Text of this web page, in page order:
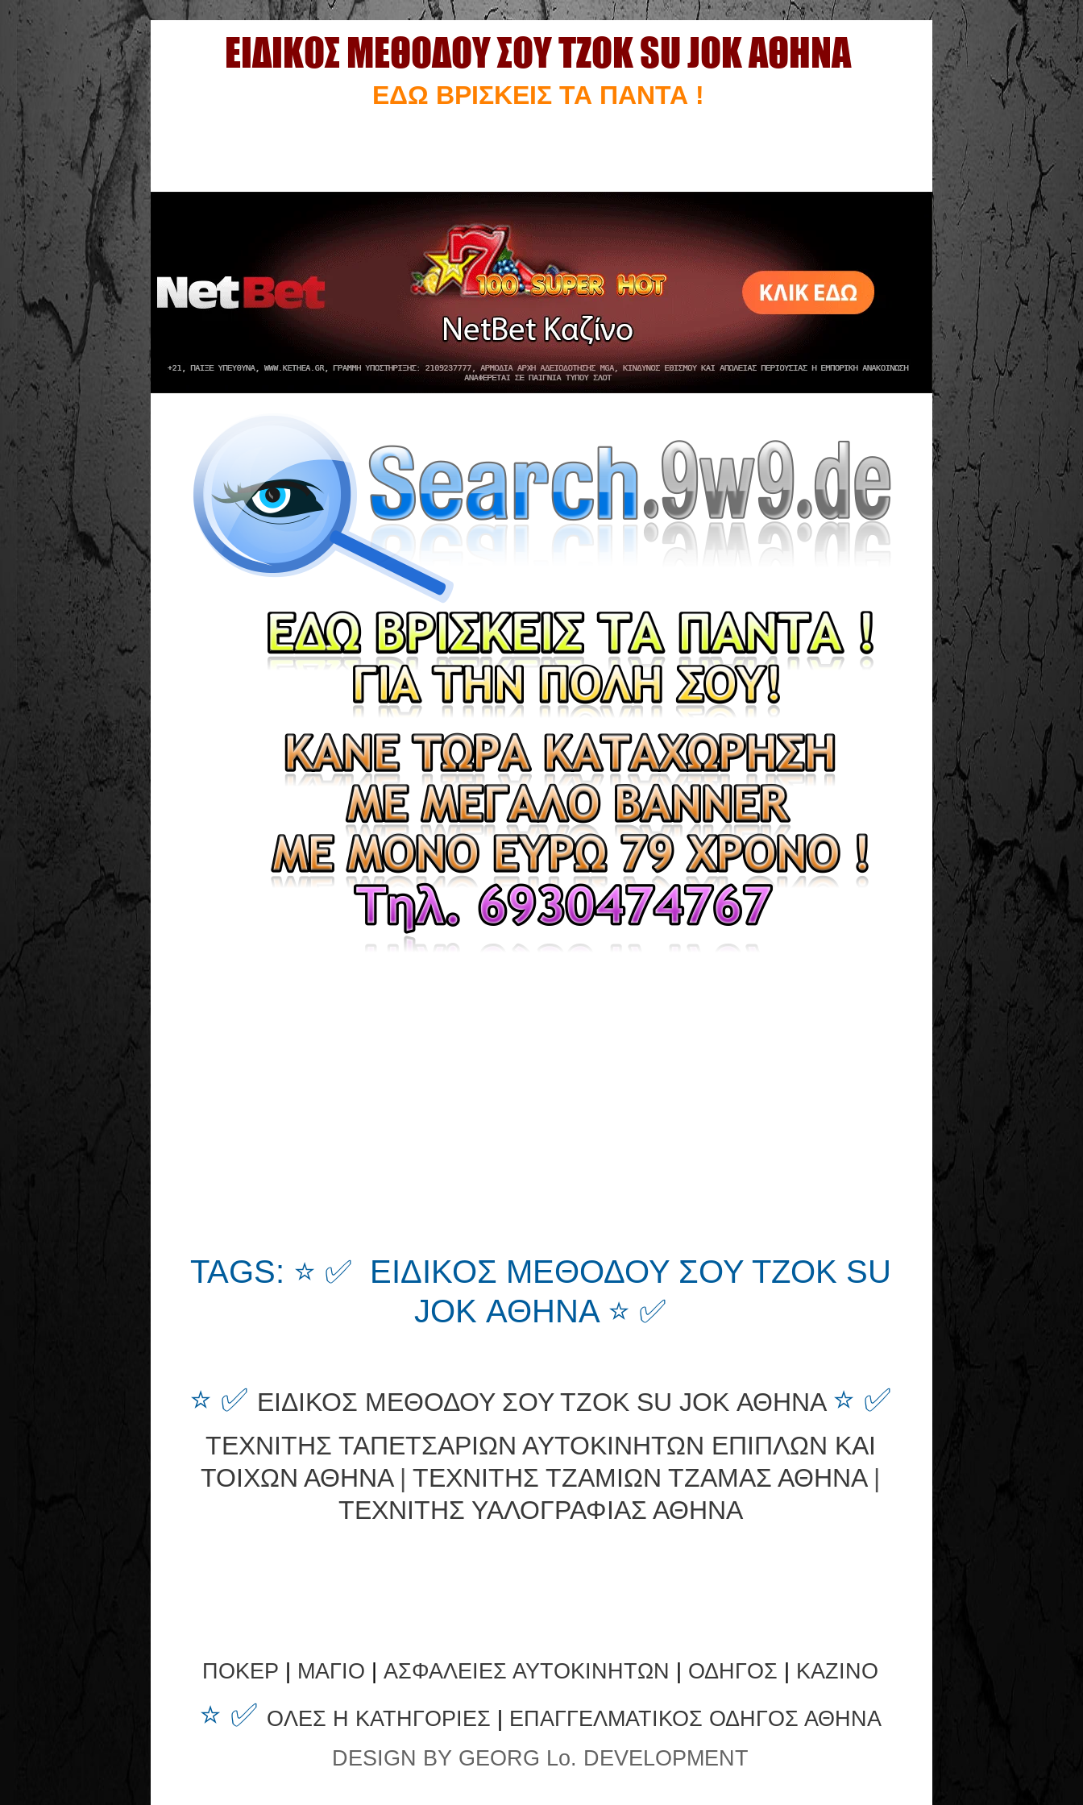
ΕΙΔΙΚΟΣ ΜΕΘΟΔΟΥ ΣΟΥ ΤΖΟΚ SU JOK ΑΘΗΝΑ
ΕΔΩ ΒΡΙΣΚΕΙΣ ΤΑ ΠΑΝΤΑ !
TAGS: ⭐ ✅ ΕΙΔΙΚΟΣ ΜΕΘΟΔΟΥ ΣΟΥ ΤΖΟΚ SU
JOK ΑΘΗΝΑ ⭐ ✅
⭐ ✅ ΕΙΔΙΚΟΣ ΜΕΘΟΔΟΥ ΣΟΥ ΤΖΟΚ SU JOK ΑΘΗΝΑ ⭐ ✅
ΤΕΧΝΙΤΗΣ ΤΑΠΕΤΣΑΡΙΩΝ ΑΥΤΟΚΙΝΗΤΩΝ ΕΠΙΠΛΩΝ ΚΑΙ
ΤΟΙΧΩΝ ΑΘΗΝΑ| ΤΕΧΝΙΤΗΣ ΤΖΑΜΙΩΝ ΤΖΑΜΑΣ ΑΘΗΝΑ|
ΤΕΧΝΙΤΗΣ ΥΑΛΟΓΡΑΦΙΑΣ ΑΘΗΝΑ
ΠΟΚΕΡ ΜΑΓΙΟ ΑΣΦΑΛΕΙΕΣ ΑΥΤΟΚΙΝΗΤΩΝ ΟΔΗΓΟΣ ΚΑΖΙΝΟ
⭐ ✅ ΟΛΕΣ Η ΚΑΤΗΓΟΡΙΕΣ
ΕΠΑΓΓΕΛΜΑΤΙΚΟΣ ΟΔΗΓΟΣ ΑΘΗΝΑ
DESIGN BY GEORG Lo. DEVELOPMENT